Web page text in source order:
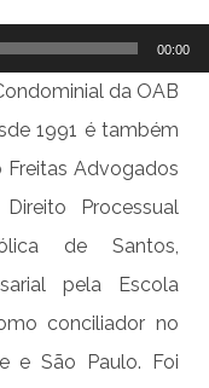
00:00
da OAB
1991 é também
Advogados
Processual
de Santos,
pela Escola
conciliador no
e São Paulo. Foi